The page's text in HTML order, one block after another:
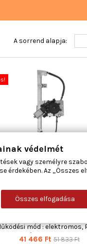
A sorrend alapja:
MARELLI
BAL ELSŐ
száma : 3, Beépítési oldal :
száma : 2,
mód : elektromos,
cikkszám : 350103744000
Ár
41 466 Ft Normál
51 833 Ft
védelmét
vagy személyre
érdekében. Az „Összes
Összes elfogadása